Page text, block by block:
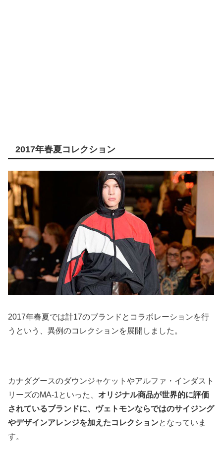
2017年春夏コレクション
2017年春夏では計17のブランドとコラボレーションを行
うという、異例のコレクションを展開しました。
カナダグースのダウンジャケットやアルファ・インダスト
リーズのMA-1といった、 オリジナル商品が世界的に評価
されているブランドに、ヴェトモンならではのサイジング
やデザインアレンジを加えたコレクションとなっていま
す。